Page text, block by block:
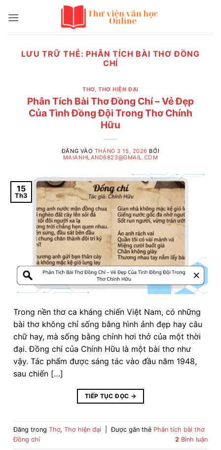
qua
LƯU TRỮ THẺ: PHÂN TÍCH BÀI THƠ ĐỒNG
CHÍ
THƠ,THƠ HIỆN ĐẠI
Phân Tích Bài Thơ Đồng Chí – Vẻ Đẹp
Của Tình Đồng Đội Trong Thơ Chính
Hữu
ĐĂNG VÀO THÁNG 3 15, 2026 BỞI
MAIANHLAND6823@GMAIL.COM
15
Th3
Trong nền thơ ca kháng chiến Việt Nam, có những
bài thơ không chỉ sống bằng hình ảnh đẹp hay câu
chữ hay, mà sống bằng chính hơi thở của một thời
đại. Đồng chí của Chính Hữu là một bài thơ như
vậy. Tác phẩm được sáng tác vào đầu năm 1948,
sau chiến […]
TIẾP TỤC ĐỌC →
Đăng trong Thơ, Thơ hiện đại Được gắn thẻ Phân tích bài thơ
Đồng chí
2 Bình luận